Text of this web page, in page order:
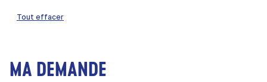
Tout effacer
MA DEMANDE